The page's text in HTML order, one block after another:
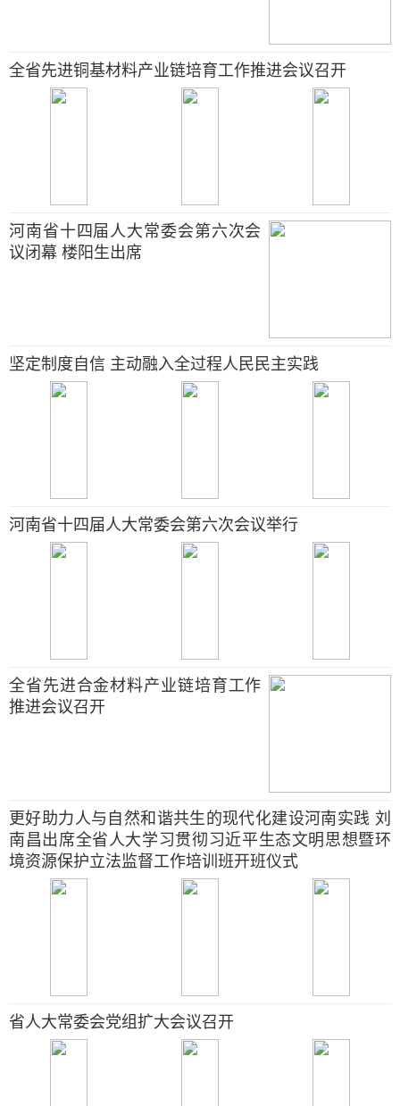
全省先进铜基材料产业链培育工作推进会议召开
河南省十四届人大常委会第六次会
议闭幕 楼阳生出席
坚定制度自信 主动融入全过程人民民主实践
河南省十四届人大常委会第六次会议举行
全省先进合金材料产业链培育工作
推进会议召开
更好助力人与自然和谐共生的现代化建设河南实践 刘
南昌出席全省人大学习贯彻习近平生态文明思想暨环
境资源保护立法监督工作培训班开班仪式
省人大常委会党组扩大会议召开